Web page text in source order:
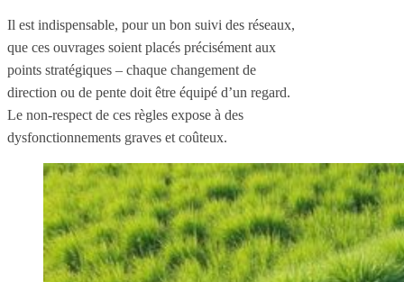
Il est indispensable, pour un bon suivi des réseaux,
que ces ouvrages soient placés précisément aux
points stratégiques – chaque changement de
direction ou de pente doit être équipé d’un regard.
Le non-respect de ces règles expose à des
dysfonctionnements graves et coûteux.